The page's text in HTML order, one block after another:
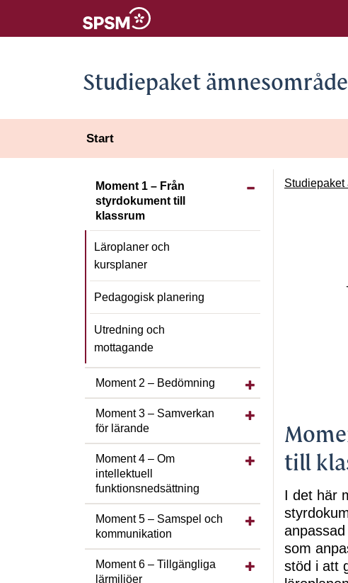
Studiepaket
Start
Moment 1 – Från
styrdokument till
klassrum
Visa/dölj
Läroplaner och
kursplaner
Pedagogisk planering
Utredning och
mottagande
Moment 2 – Bedömning Visa/dölj
Moment 3 – Samverkan
för lärande
Moment 4 – Om
intellektuell
funktionsnedsättning
Visa/dölj
Moment 5 – Samspel och
kommunikation
Visa/dölj
Moment 6 – Tillgängliga
lärmiljöer
Visa/dölj
Studiepaket
till
I det här
som
stöd i att